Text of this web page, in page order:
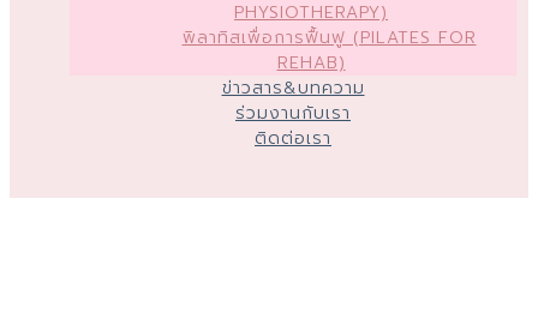
PHYSIOTHERAPY)
พิลาทิสเพื่อการฟื้นฟู (PILATES FOR
REHAB)
ข่าวสาร&บทความ
ร่วมงานกับเรา
ติดต่อเรา